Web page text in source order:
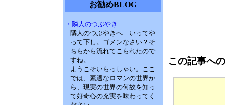
お勧めBLOG
・隣人のつぶやき
隣人のつぶやきへ いってや
って下し。ゴメンなさい？そ
ちらから流れてこられたので
すね。
ようこそいらっしゃい。ここ
では、素適なロマンの世界か
ら、現実の世界の何故を知っ
て好奇心の充実を味わってく
この記事へ